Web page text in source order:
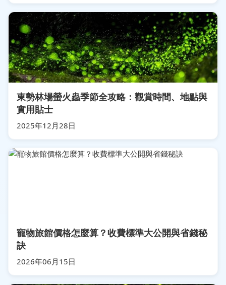
東勢林場螢火蟲季節全攻略：觀賞時間、地點與
實用貼士
2025年12月28日
寵物旅館價格怎麼算？收費標準大公開與省錢秘
訣
2026年06月15日